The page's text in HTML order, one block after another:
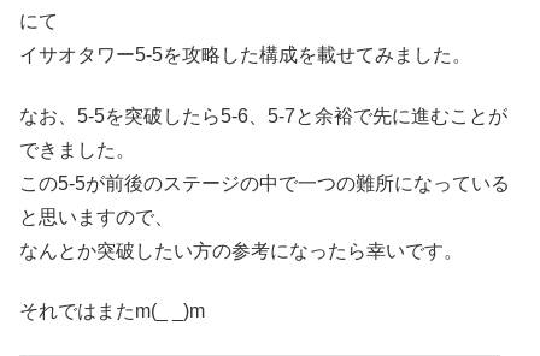
にて
イサオタワー5-5を攻略した構成を載せてみました。
なお、5-5を突破したら5-6、5-7と余裕で先に進むことが
できました。
この5-5が前後のステージの中で一つの難所になっている
と思いますので、
なんとか突破したい方の参考になったら幸いです。
それではまたm(_ _)m